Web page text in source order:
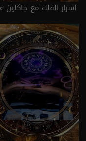
اسرار الفلك مع جاكلين عقيقي | من ٢٥